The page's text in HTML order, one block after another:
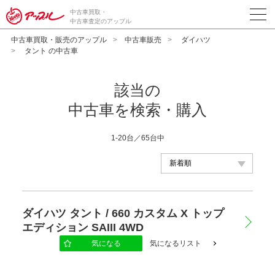
中古車買取・
中古車査定のアップル
中古車買取・販売のアップル 中古車販売
ダイハツ
タント の中古車
該当の
中古車を検索・購入
1-20台／65台中
ダイハツ タント / 660 カスタム X トップ
エディション SAIII 4WD
気になる 気になるリスト